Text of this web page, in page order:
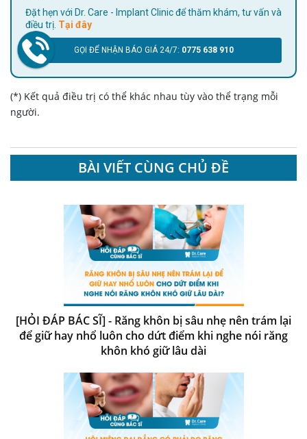
Đặt hẹn với Dr. Care - Implant Clinic để thăm khám, tư vấn và
điều trị. Tại đây
GỌI ĐỂ NHẬN BÁO GIÁ 24/7: 0775 638 910
(*) Kết quả điều trị có thể khác nhau tùy vào thể trạng mỗi
người.
BÀI VIẾT CÙNG CHỦ ĐỀ
[HỎI ĐÁP BÁC SĨ] - Răng khôn bị sâu nhẹ nên trám lại
để giữ hay nhổ luôn cho dứt điểm khi nghe nói răng
khôn khó giữ lâu dài